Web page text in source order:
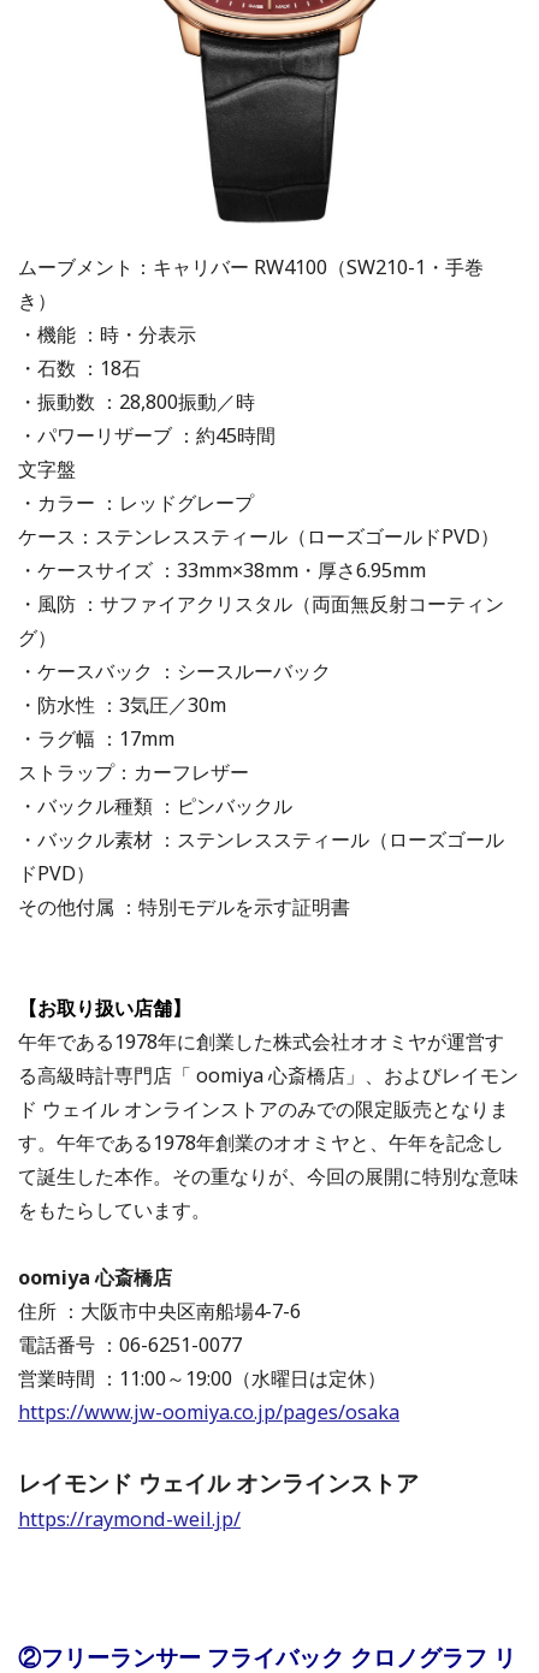
ムーブメント：キャリバー RW4100（SW210-1・手巻
き）
・機能 ：時・分表示
・石数 ：18石
・振動数 ：28,800振動／時
・パワーリザーブ ：約45時間
文字盤
・カラー ：レッドグレープ
ケース：ステンレススティール（ローズゴールドPVD）
・ケースサイズ ：33mm×38mm・厚さ6.95mm
・風防 ：サファイアクリスタル（両面無反射コーティン
グ）
・ケースバック ：シースルーバック
・防水性 ：3気圧／30m
・ラグ幅 ：17mm
ストラップ：カーフレザー
・バックル種類 ：ピンバックル
・バックル素材 ：ステンレススティール（ローズゴール
ドPVD）
その他付属 ：特別モデルを示す証明書
【お取り扱い店舗】
午年である1978年に創業した株式会社オオミヤが運営す
る高級時計専門店「 oomiya 心斎橋店」、およびレイモン
ド ウェイル オンラインストアのみでの限定販売となりま
す。午年である1978年創業のオオミヤと、午年を記念し
て誕生した本作。その重なりが、今回の展開に特別な意味
をもたらしています。
oomiya 心斎橋店
住所 ：大阪市中央区南船場4-7-6
電話番号 ：06-6251-0077
営業時間 ：11:00～19:00（水曜日は定休）
https://www.jw-oomiya.co.jp/pages/osaka
レイモンド ウェイル オンラインストア
https://raymond-weil.jp/
②フリーランサー フライバック クロノグラフ リ